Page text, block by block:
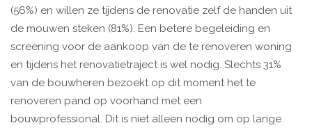
(56%) en willen ze tijdens de renovatie zelf de handen uit
de mouwen steken (81%). Een betere begeleiding en
screening voor de aankoop van de te renoveren woning
en tijdens het renovatietraject is wel nodig. Slechts 31%
van de bouwheren bezoekt op dit moment het te
renoveren pand op voorhand met een
bouwprofessional. Dit is niet alleen nodig om op lange